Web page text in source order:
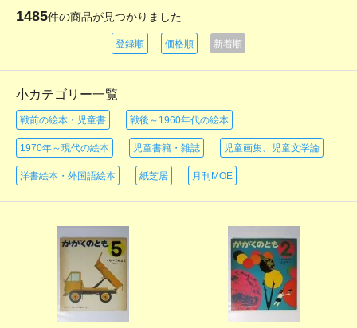
1485件の商品が見つかりました
登録順 価格順 新着順
小カテゴリー一覧
戦前の絵本・児童書 戦後～1960年代の絵本
1970年～現代の絵本 児童書籍・雑誌 児童画集、児童文学論
洋書絵本・外国語絵本 紙芝居 月刊MOE